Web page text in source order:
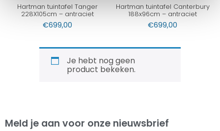
Hartman tuintafel Tanger
228X105cm – antraciet
€699,00
Hartman tuintafel Canterbury
188x96cm – antraciet
€699,00
Je hebt nog geen
product bekeken.
Meld je aan voor onze nieuwsbrief